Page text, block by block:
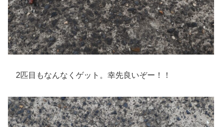
2匹目もなんなくゲット。幸先良いぞー！！